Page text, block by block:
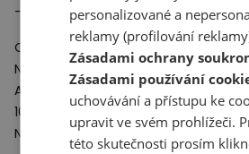
- Materiál: 100% bavlna
Odpovědný subjekt:
New Balance Europe BV
A-Factorij, Pilotenstraat 35 – 45
1059 CH Amsterdam
Netherlands
personalizované a
reklamy (profilování
Zásadami ochrany
Zásadami používání
uchovávání a přístupu ke
upravit ve svém prohlížeči.
této skutečnosti prosím